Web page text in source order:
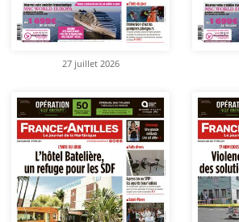
27 juillet 2026